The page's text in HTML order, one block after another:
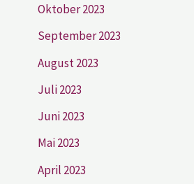
Oktober 2023
September 2023
August 2023
Juli 2023
Juni 2023
Mai 2023
April 2023